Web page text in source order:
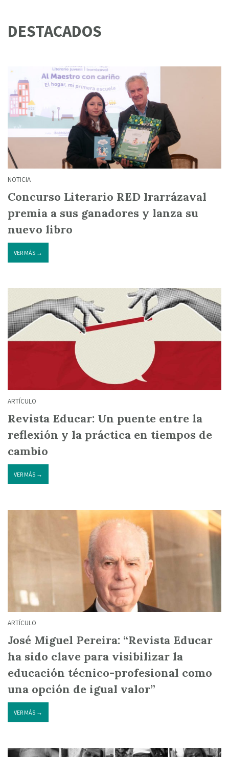
DESTACADOS
NOTICIA
Concurso Literario RED Irarrázaval
premia a sus ganadores y lanza su
nuevo libro
VER MÁS →
ARTÍCULO
Revista Educar: Un puente entre la
reflexión y la práctica en tiempos de
cambio
VER MÁS →
ARTÍCULO
José Miguel Pereira: “Revista Educar
ha sido clave para visibilizar la
educación técnico-profesional como
una opción de igual valor”
VER MÁS →